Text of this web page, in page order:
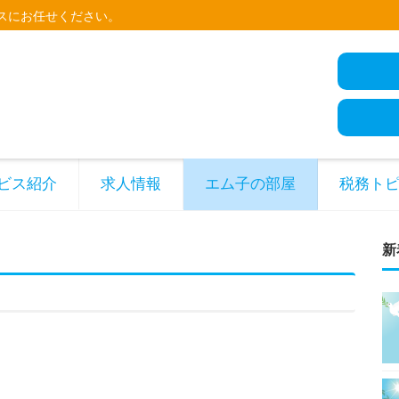
お任せください。
ス紹介 求人情報 エム子の部屋 税務ト